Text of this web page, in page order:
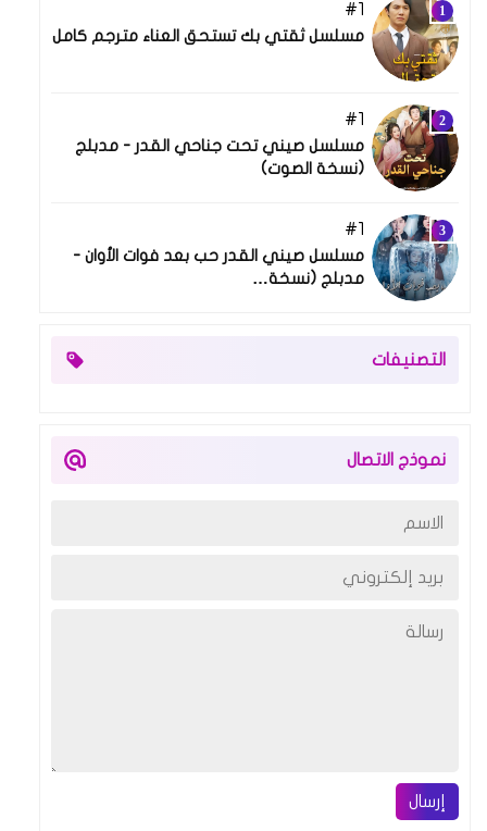
1
مسلسل ثقتي بك تستحق العناء مترجم كامل
1
مسلسل صيني تحت جناحي القدر - مدبلج
(نسخة الصوت)
1
مسلسل صيني القدر حب بعد فوات الأوان -
مدبلج (نسخة…
التصنيفات
نموذج الاتصال
إرسال